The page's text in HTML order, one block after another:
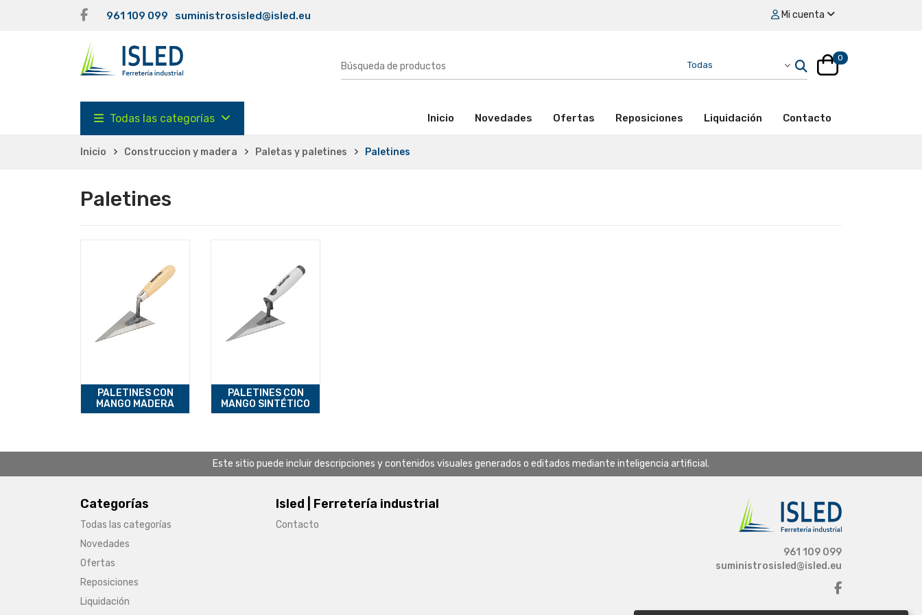
961 109 099 suministrosisled@isled.eu Mi cuenta
0
Todas las categorías Inicio (activo)Novedades Ofertas Reposiciones Liquidación Contacto
Inicio Construccion y madera Paletas y paletines Paletines
Paletines
PALETINES CON
MANGO MADERA
PALETINES CON
MANGO SINTÉTICO
Este sitio puede incluir descripciones y contenidos visuales generados o editados mediante inteligencia artificial.
Categorías
Todas las categorías
Novedades
Ofertas
Reposiciones
Liquidación
Isled | Ferretería industrial
Contacto
961 109 099
suministrosisled@isled.eu